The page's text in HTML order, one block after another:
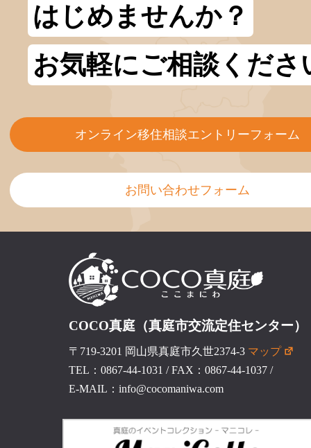
はじめませんか？
お気軽にご相談くださ
オンライン移住相談エントリーフォーム
お問い合わせフォーム
COCO真庭（真庭市交流定住センター）
〒719-3201 岡山県真庭市久世2374-3 マップ
TEL：0867-44-1031 /FAX：0867-44-1037/
E-MAIL：info@cocomaniwa.com